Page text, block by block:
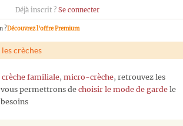
Déjà inscrit ? Se connecter
?Découvrez l'offre Premium
crèches
crèche familiale, micro-crèche, retrouvez les
permettrons de choisir le mode de garde le